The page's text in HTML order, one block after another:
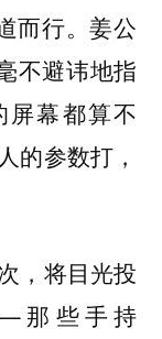
而行。姜公
不避讳地指
屏幕都算不
的参数打，
，将目光投
那些手持